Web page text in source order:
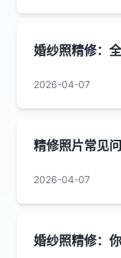
婚纱照精修：
2026-04-07
精修照片常见
2026-04-07
婚纱照精修：